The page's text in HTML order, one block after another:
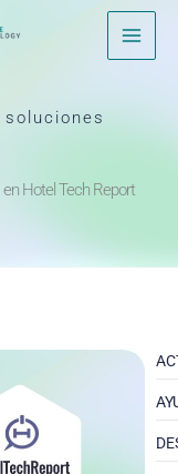
Hotel Tech Report